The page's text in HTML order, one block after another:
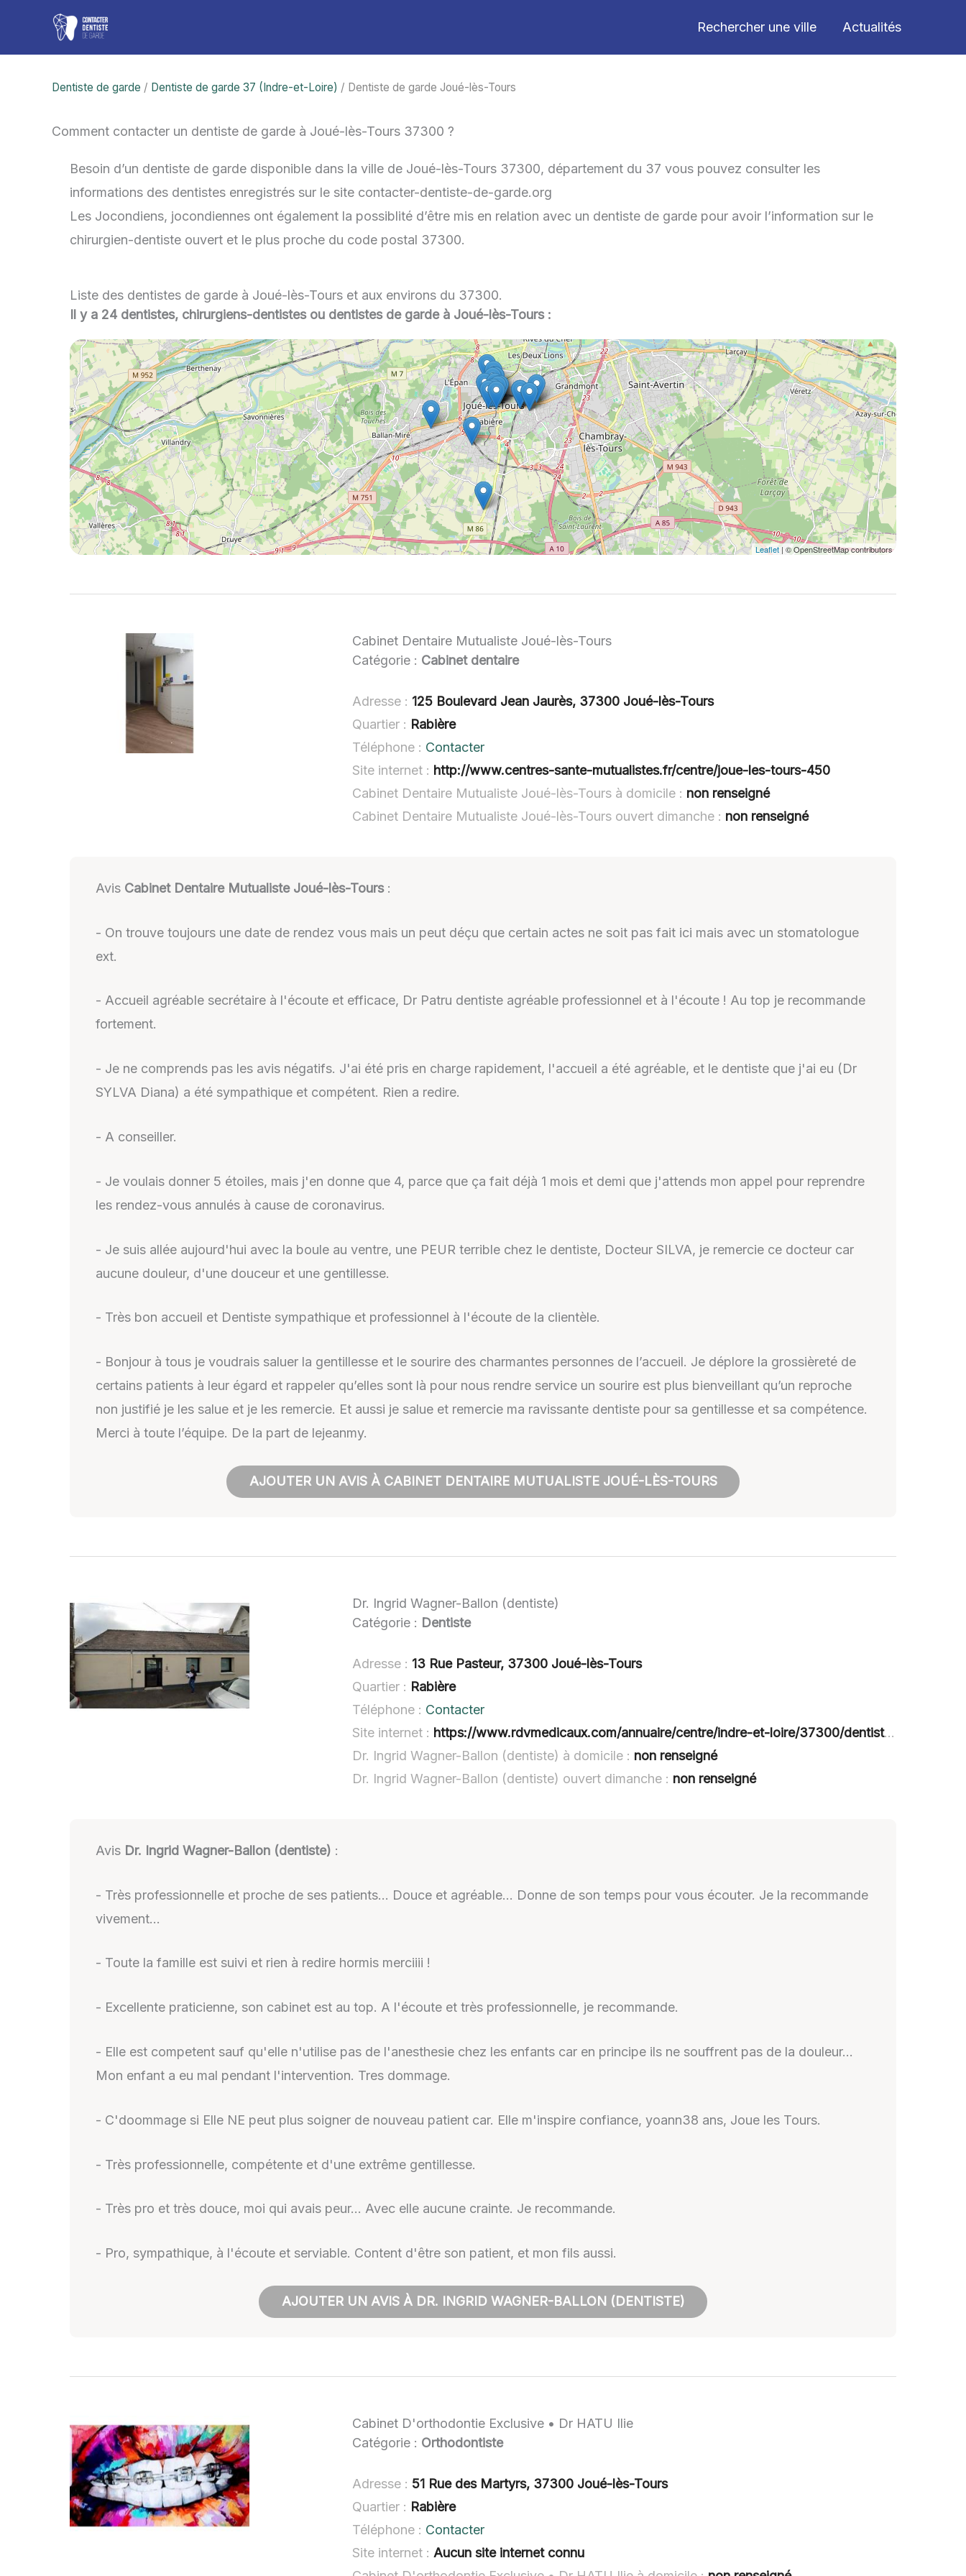
contenu
Rechercher une ville Actualités
Dentiste de garde / Dentiste de garde 37 (Indre-et-Loire) / Dentiste de garde Joué-lès-Tours
Comment contacter un dentiste de garde à Joué-lès-Tours 37300 ?
Besoin d’un dentiste de garde disponible dans la ville de Joué-lès-Tours 37300, département du 37 vous pouvez consulter les
informations des dentistes enregistrés sur le site contacter-dentiste-de-garde.org
Les Jocondiens, jocondiennes ont également la possiblité d’être mis en relation avec un dentiste de garde pour avoir l’information sur le
chirurgien-dentiste ouvert et le plus proche du code postal 37300.
Liste des dentistes de garde à Joué-lès-Tours et aux environs du 37300.
Il y a 24 dentistes, chirurgiens-dentistes ou dentistes de garde à Joué-lès-Tours :
Leaflet | © OpenStreetMap contributors
Cabinet Dentaire Mutualiste Joué-lès-Tours
Catégorie : Cabinet dentaire
Adresse : 125 Boulevard Jean Jaurès, 37300 Joué-lès-Tours
Quartier : Rabière
Téléphone : Contacter
Site internet : http://www.centres-sante-mutualistes.fr/centre/joue-les-tours-450
Cabinet Dentaire Mutualiste Joué-lès-Tours à domicile : non renseigné
Cabinet Dentaire Mutualiste Joué-lès-Tours ouvert dimanche : non renseigné
Avis Cabinet Dentaire Mutualiste Joué-lès-Tours:
- On trouve toujours une date de rendez vous mais un peut déçu que certain actes ne soit pas fait ici mais avec un stomatologue
ext.
- Accueil agréable secrétaire à l'écoute et efficace, Dr Patru dentiste agréable professionnel et à l'écoute ! Au top je recommande
fortement.
- Je ne comprends pas les avis négatifs. J'ai été pris en charge rapidement, l'accueil a été agréable, et le dentiste que j'ai eu (Dr
SYLVA Diana) a été sympathique et compétent. Rien a redire.
- A conseiller.
- Je voulais donner 5 étoiles, mais j'en donne que 4, parce que ça fait déjà 1 mois et demi que j'attends mon appel pour reprendre
les rendez-vous annulés à cause de coronavirus.
- Je suis allée aujourd'hui avec la boule au ventre, une PEUR terrible chez le dentiste, Docteur SILVA, je remercie ce docteur car
aucune douleur, d'une douceur et une gentillesse.
- Très bon accueil et Dentiste sympathique et professionnel à l'écoute de la clientèle.
- Bonjour à tous je voudrais saluer la gentillesse et le sourire des charmantes personnes de l’accueil. Je déplore la grossièreté de
certains patients à leur égard et rappeler qu’elles sont là pour nous rendre service un sourire est plus bienveillant qu’un reproche
non justifié je les salue et je les remercie. Et aussi je salue et remercie ma ravissante dentiste pour sa gentillesse et sa compétence.
Merci à toute l’équipe. De la part de lejeanmy.
AJOUTER UN AVIS À CABINET DENTAIRE MUTUALISTE JOUÉ-LÈS-TOURS
Dr. Ingrid Wagner-Ballon (dentiste)
Catégorie : Dentiste
Adresse : 13 Rue Pasteur, 37300 Joué-lès-Tours
Quartier : Rabière
Téléphone : Contacter
Site internet : https://www.rdvmedicaux.com/annuaire/centre/indre-et-loire/37300/dentiste/r7365-ingrid-wagner-ballon
Dr. Ingrid Wagner-Ballon (dentiste) à domicile : non renseigné
Dr. Ingrid Wagner-Ballon (dentiste) ouvert dimanche : non renseigné
Avis Dr. Ingrid Wagner-Ballon (dentiste) :
- Très professionnelle et proche de ses patients… Douce et agréable… Donne de son temps pour vous écouter. Je la recommande
vivement…
- Toute la famille est suivi et rien à redire hormis merciiii !
- Excellente praticienne, son cabinet est au top. A l'écoute et très professionnelle, je recommande.
- Elle est competent sauf qu'elle n'utilise pas de l'anesthesie chez les enfants car en principe ils ne souffrent pas de la douleur…
Mon enfant a eu mal pendant l'intervention. Tres dommage.
- C'doommage si Elle NE peut plus soigner de nouveau patient car. Elle m'inspire confiance, yoann38 ans, Joue les Tours.
- Très professionnelle, compétente et d'une extrême gentillesse.
- Très pro et très douce, moi qui avais peur… Avec elle aucune crainte. Je recommande.
- Pro, sympathique, à l'écoute et serviable. Content d'être son patient, et mon fils aussi.
AJOUTER UN AVIS À DR. INGRID WAGNER-BALLON (DENTISTE)
Cabinet D'orthodontie Exclusive • Dr HATU Ilie
Catégorie : Orthodontiste
Adresse : 51 Rue des Martyrs, 37300 Joué-lès-Tours
Quartier : Rabière
Téléphone : Contacter
Site internet : Aucun site internet connu